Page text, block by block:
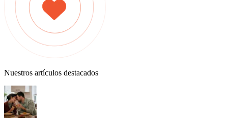
Nuestros artículos destacados